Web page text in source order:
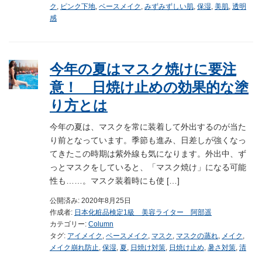
ク , ピンク下地, ベースメイク , みずみずしい肌, 保湿, 美肌, 透明
感
今年の夏はマスク焼けに要注
意！ 日焼け止めの効果的な塗
り方とは
今年の夏は、マスクを常に装着して外出するのが当た
り前となっています。季節も進み、日差しが強くなっ
てきたこの時期は紫外線も気になります。外出中、ず
っとマスクをしていると、「マスク焼け」になる可能
性も……。マスク装着時にも使 […]
公開済み: 2020年8月25日
作成者: 日本化粧品検定1級 美容ライター 阿部遥
カテゴリー: Column
タグ: アイメイク ベースメイク マスク マスクの蒸れ メイク
メイク崩れ防止 保湿 夏 日焼け対策 日焼け止め 暑さ対策 清